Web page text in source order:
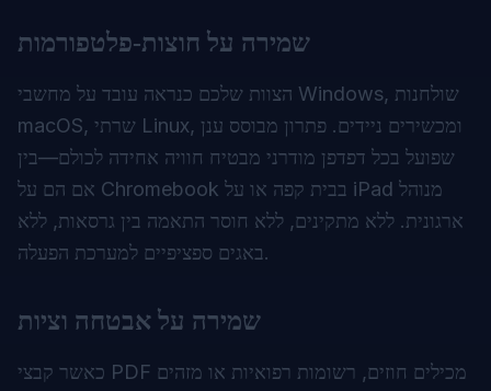
שמירה על חוצות‑פלטפורמות
הצוות שלכם כנראה עובד על מחשבי Windows, שולחנות
macOS, שרתי Linux, ומכשירים ניידים. פתרון מבוסס ענן
שפועל בכל דפדפן מודרני מבטיח חוויה אחידה לכולם—בין
אם הם על Chromebook בבית קפה או על iPad מנוהל
ארגונית. ללא מתקינים, ללא חוסר התאמה בין גרסאות, ללא
באגים ספציפיים למערכת הפעלה.
שמירה על אבטחה וציות
כאשר קבצי PDF מכילים חוזים, רשומות רפואיות או מזהים